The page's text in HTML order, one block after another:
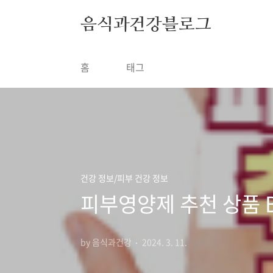
음식과건강블로그
홈 태그
건강 정보/피부 건강 정보
피부영양제 추천 상품
by 음식과건강 2024. 3. 11.